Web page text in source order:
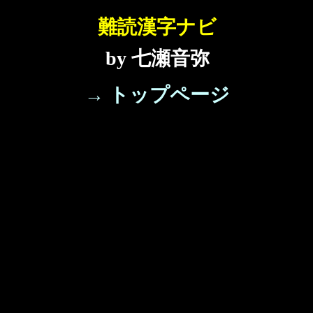
難読漢字ナビ
by 七瀬音弥
→ トップページ